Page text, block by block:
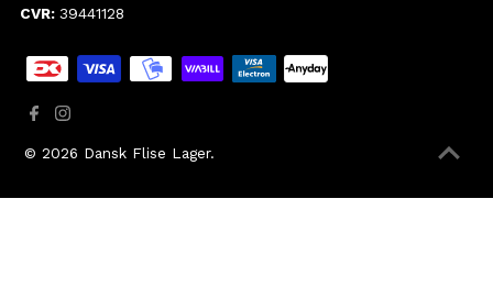
CVR: 39441128
© 2026 Dansk Flise Lager.